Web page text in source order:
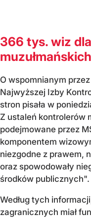
366 tys. wiz
O wspomnianym
Najwyższej Izby
stron pisała w
Z ustaleń kontrolerów
podejmowane przez
komponentem
niezgodne z prawem,
oraz spowodowały
środków publicznych".
Według tych
zagranicznych miał